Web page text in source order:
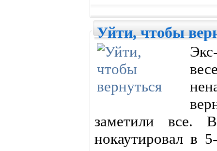
Уйти, чтобы
заметили все.
нокаутировал в